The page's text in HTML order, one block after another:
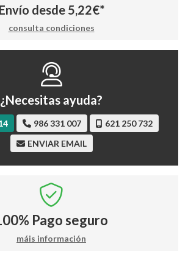
Envío desde 5,22€*
consulta condiciones
¿Necesitas ayuda?
986 331 007
621 250 732
ENVIAR EMAIL
Pago seguro
máis información